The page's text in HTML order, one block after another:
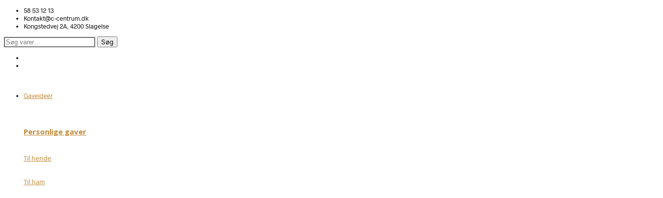
58 53 12 13
Kontakt@c-centrum.dk
Kongstedvej 2A, 4200 Slagelse
Søg
Søg
Gaveideer
Personlige gaver
Til hende
Til ham